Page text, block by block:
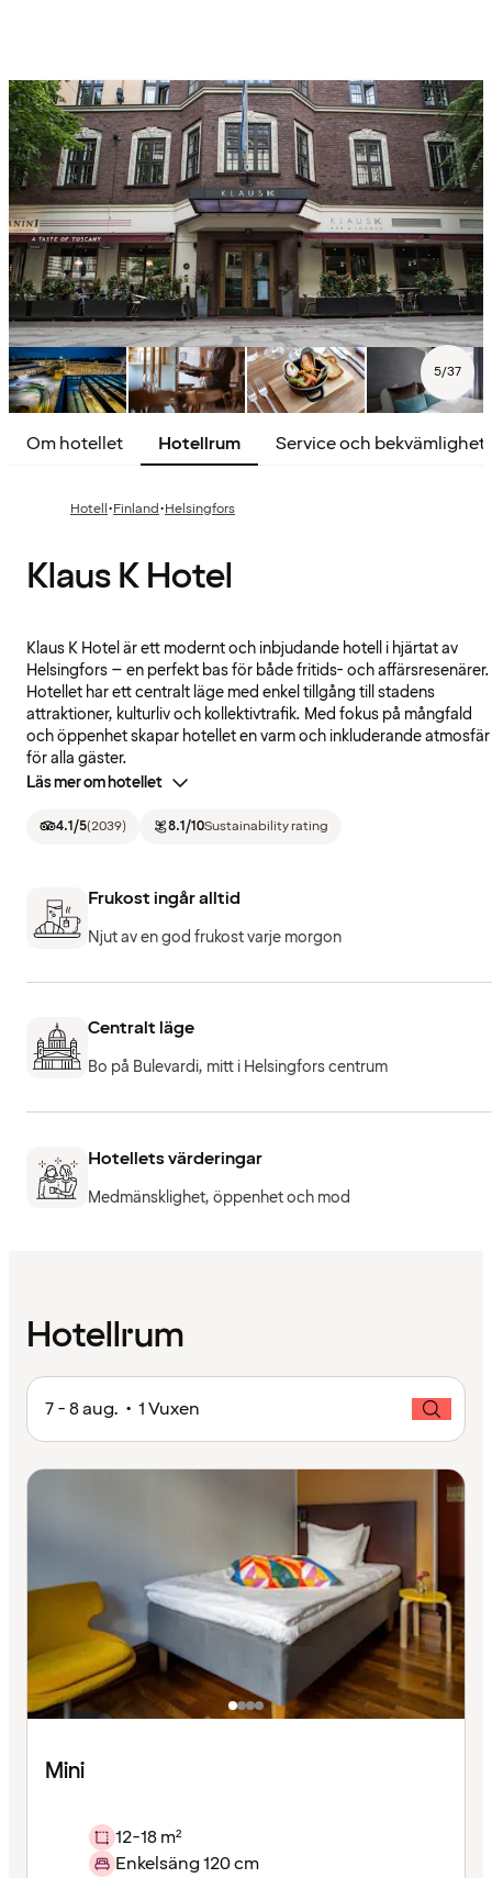
5/37
Om hotellet Hotellrum Service och
Hotell·Finland·Helsingfors
Klaus K Hotel
Klaus K Hotel är ett modernt och inbjudande hotell i hjärtat av
Helsingfors – en perfekt bas för både fritids- och affärsresenärer.
Hotellet har ett centralt läge med enkel tillgång till stadens
attraktioner, kulturliv och kollektivtrafik. Med fokus på mångfald
och öppenhet skapar hotellet en varm och inkluderande atmosfär
för alla gäster.
Läs mer om hotellet
4.1/5(2039) 8.1/10Sustainability rating
Frukost ingår alltid
Njut av en god frukost varje morgon
Centralt läge
Bo på Bulevardi, mitt i Helsingfors centrum
Hotellets värderingar
Medmänsklighet, öppenhet och mod
Hotellrum
7 - 8 aug. • 1 Vuxen
Mini
12-18 m²
Enkelsäng 120 cm